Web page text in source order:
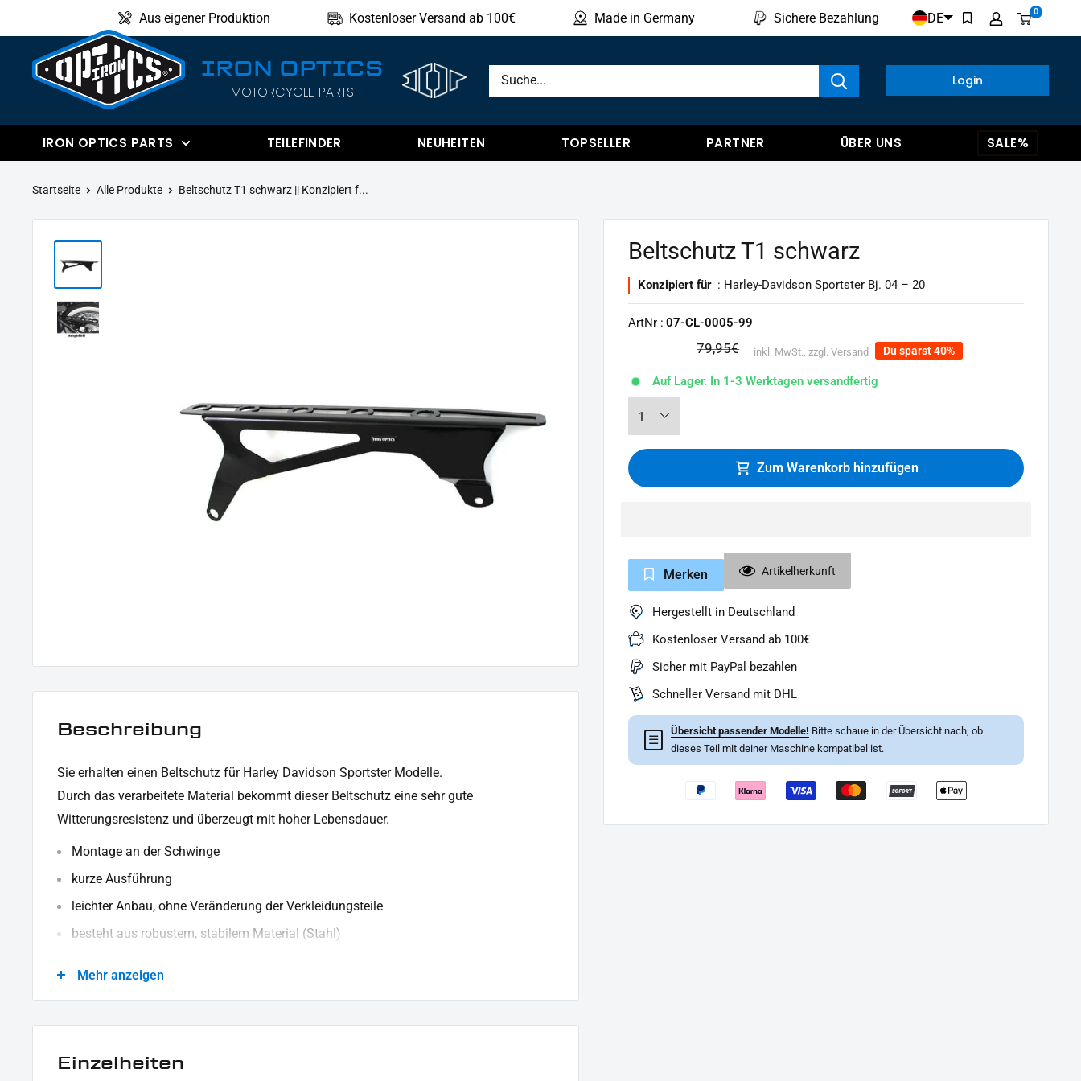
zum
Aus eigener Produktion Kostenloser Versand ab 100€ Made in Germany Sichere Bezahlung DE 0
IRON
IRON OPTICS
MOTORCYCLE PARTS
Login
IRON OPTICS PARTS TEILEFINDER NEUHEITEN TOPSELLER PARTNER ÜBER UNS SALE%
Produkte anzeigen
Startseite Alle Produkte Beltschutz T1 schwarz || Konzipiert f...
Beltschutz T1 schwarz
Konzipiert für : Harley-Davidson Sportster Bj. 04 – 20
ArtNr : 07-CL-0005-99
Normalpreis
79,95€ inkl. MwSt., zzgl. Versand Du sparst 40%
Auf Lager. In 1-3 Werktagen versandfertig
Zum Warenkorb hinzufügen
Merken Artikelherkunft
Hergestellt in Deutschland
Kostenloser Versand ab 100€
Sicher mit PayPal bezahlen
Schneller Versand mit DHL
☰
Übersicht passender Modelle! Bitte schaue in der Übersicht nach, ob
dieses Teil mit deiner Maschine kompatibel ist.
Beschreibung
Sie erhalten einen Beltschutz für Harley Davidson Sportster Modelle.
Durch das verarbeitete Material bekommt dieser Beltschutz eine sehr gute
Witterungsresistenz und überzeugt mit hoher Lebensdauer.
Montage an der Schwinge
kurze Ausführung
leichter Anbau, ohne Veränderung der Verkleidungsteile
besteht aus robustem, stabilem Material (Stahl)
Mehr anzeigen
Einzelheiten